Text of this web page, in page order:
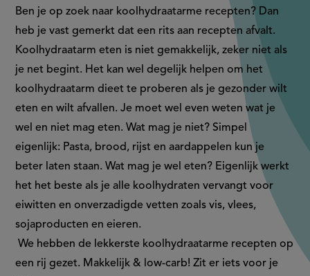
Ben je op zoek naar koolhydraatarme recepten? Dan
heb je vast gemerkt dat een rits aan recepten afvalt.
Koolhydraatarm eten is niet gemakkelijk, zeker niet als
je net begint. Het kan wel degelijk helpen om het
koolhydraatarm dieet te proberen als je gezonder wilt
eten en wilt afvallen. Je moet wel even weten wat je
wel en niet mag eten. Wat mag je niet? Simpel
eigenlijk: Pasta, brood, rijst en aardappelen kun je
beter laten staan. Wat mag je wel eten? Eigenlijk werkt
het het beste als je alle koolhydraten vervangt voor
eiwitten en onverzadigde vetten zoals vis, vlees,
sojaproducten en eieren.
We hebben de lekkerste koolhydraatarme recepten op
een rij gezet. Makkelijk & low-carb! Zit er iets voor je